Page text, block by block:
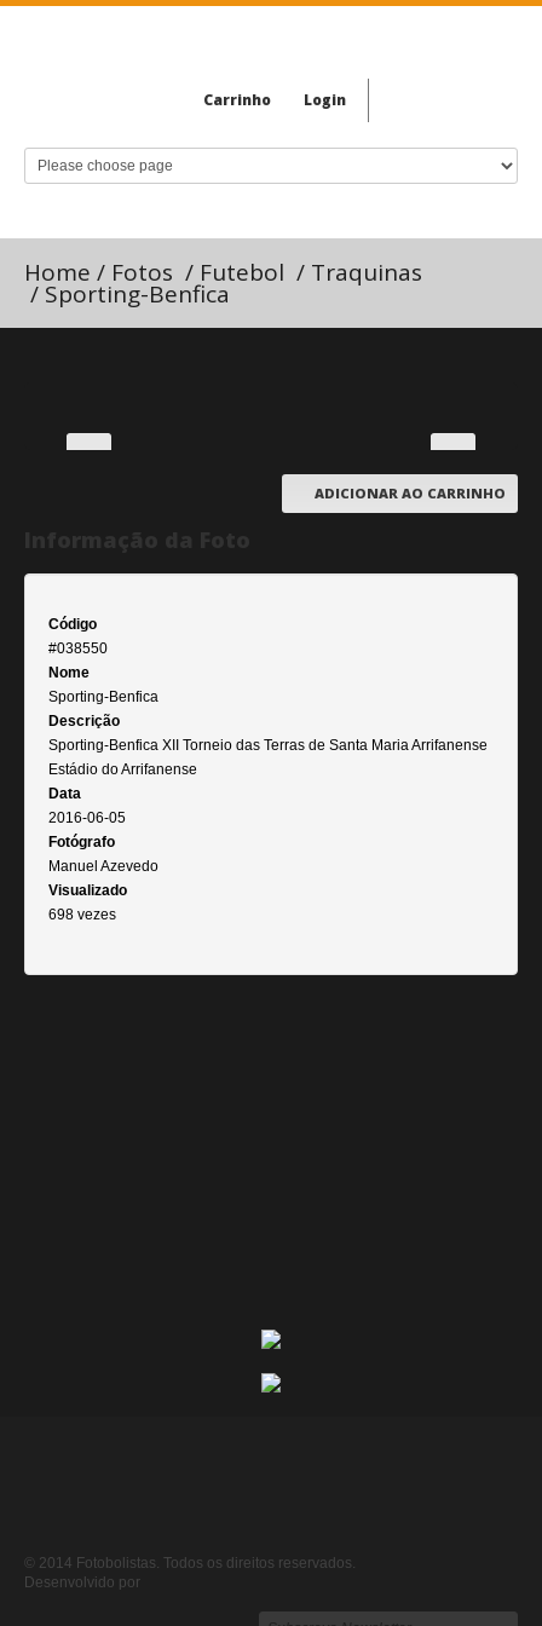
Carrinho Login
Home / Fotos / Futebol / Traquinas
/ Sporting-Benfica
ADICIONAR AO CARRINHO
Código
#038550
Nome
Sporting-Benfica
Descrição
Sporting-Benfica XII Torneio das Terras de Santa Maria Arrifanense
Estádio do Arrifanense
Data
2016-06-05
Fotógrafo
Manuel Azevedo
Visualizado
698 vezes
© 2014 Fotobolistas. Todos os direitos reservados.
Desenvolvido por